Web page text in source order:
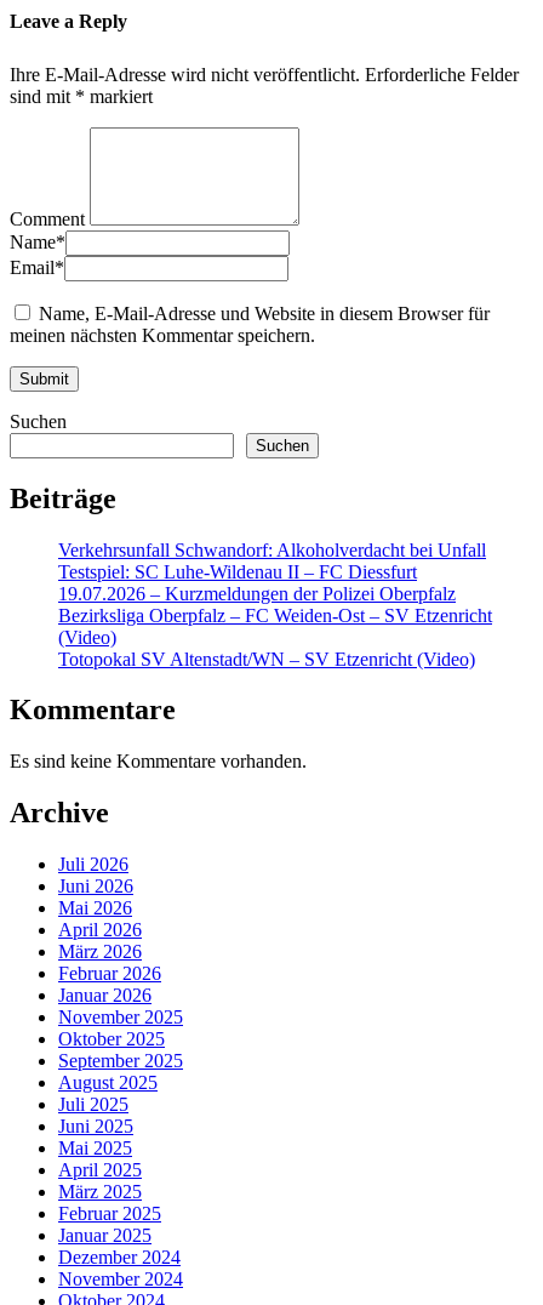
Leave a Reply
Ihre E-Mail-Adresse wird nicht veröffentlicht. Erforderliche Felder
sind mit * markiert
Comment
Name*
Email*
Name, E-Mail-Adresse und Website in diesem Browser für
meinen nächsten Kommentar speichern.
Suchen
Suchen
Beiträge
Verkehrsunfall Schwandorf: Alkoholverdacht bei Unfall
Testspiel: SC Luhe-Wildenau II – FC Diessfurt
19.07.2026 – Kurzmeldungen der Polizei Oberpfalz
Bezirksliga Oberpfalz – FC Weiden-Ost – SV Etzenricht
(Video)
Totopokal SV Altenstadt/WN – SV Etzenricht (Video)
Kommentare
Es sind keine Kommentare vorhanden.
Archive
Juli 2026
Juni 2026
Mai 2026
April 2026
März 2026
Februar 2026
Januar 2026
November 2025
Oktober 2025
September 2025
August 2025
Juli 2025
Juni 2025
Mai 2025
April 2025
März 2025
Februar 2025
Januar 2025
Dezember 2024
November 2024